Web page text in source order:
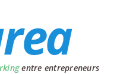
entre entrepreneurs